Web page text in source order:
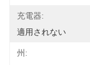
充電器:
適用されない
州: